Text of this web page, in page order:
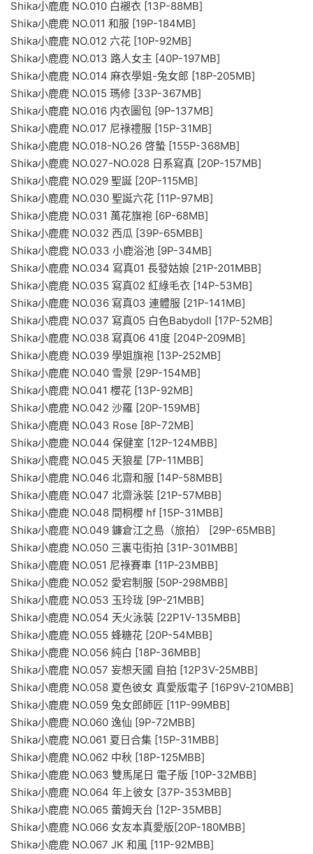
Shika小鹿鹿 NO.010 白襯衣 [13P-88MB]
Shika小鹿鹿 NO.011 和服 [19P-184MB]
Shika小鹿鹿 NO.012 六花 [10P-92MB]
Shika小鹿鹿 NO.013 路人女主 [40P-197MB]
Shika小鹿鹿 NO.014 麻衣學姐-兔女郎 [18P-205MB]
Shika小鹿鹿 NO.015 瑪修 [33P-367MB]
Shika小鹿鹿 NO.016 内衣圖包 [9P-137MB]
Shika小鹿鹿 NO.017 尼祿禮服 [15P-31MB]
Shika小鹿鹿 NO.018-NO.26 啓蟄 [155P-368MB]
Shika小鹿鹿 NO.027-NO.028 日系寫真 [20P-157MB]
Shika小鹿鹿 NO.029 聖誕 [20P-115MB]
Shika小鹿鹿 NO.030 聖誕六花 [11P-97MB]
Shika小鹿鹿 NO.031 萬花旗袍 [6P-68MB]
Shika小鹿鹿 NO.032 西瓜 [39P-65MBB]
Shika小鹿鹿 NO.033 小鹿浴池 [9P-34MB]
Shika小鹿鹿 NO.034 寫真01 長發姑娘 [21P-201MBB]
Shika小鹿鹿 NO.035 寫真02 紅綠毛衣 [14P-53MB]
Shika小鹿鹿 NO.036 寫真03 連體服 [21P-141MB]
Shika小鹿鹿 NO.037 寫真05 白色Babydoll [17P-52MB]
Shika小鹿鹿 NO.038 寫真06 41度 [204P-209MB]
Shika小鹿鹿 NO.039 學姐旗袍 [13P-252MB]
Shika小鹿鹿 NO.040 雪景 [29P-154MB]
Shika小鹿鹿 NO.041 櫻花 [13P-92MB]
Shika小鹿鹿 NO.042 沙羅 [20P-159MB]
Shika小鹿鹿 NO.043 Rose [8P-72MB]
Shika小鹿鹿 NO.044 保健室 [12P-124MBB]
Shika小鹿鹿 NO.045 天狼星 [7P-11MBB]
Shika小鹿鹿 NO.046 北齋和服 [14P-58MBB]
Shika小鹿鹿 NO.047 北齋泳裝 [21P-57MBB]
Shika小鹿鹿 NO.048 間桐櫻 hf [15P-31MBB]
Shika小鹿鹿 NO.049 鐮倉江之島（旅拍） [29P-65MBB]
Shika小鹿鹿 NO.050 三裏屯街拍 [31P-301MBB]
Shika小鹿鹿 NO.051 尼祿賽車 [11P-23MBB]
Shika小鹿鹿 NO.052 愛宕制服 [50P-298MBB]
Shika小鹿鹿 NO.053 玉玲珑 [9P-21MBB]
Shika小鹿鹿 NO.054 天火泳裝 [22P1V-135MBB]
Shika小鹿鹿 NO.055 蜂糖花 [20P-54MBB]
Shika小鹿鹿 NO.056 純白 [18P-36MBB]
Shika小鹿鹿 NO.057 妄想天國 自拍 [12P3V-25MBB]
Shika小鹿鹿 NO.058 夏色彼女 真愛版電子 [16P9V-210MBB]
Shika小鹿鹿 NO.059 兔女郎師匠 [11P-99MBB]
Shika小鹿鹿 NO.060 逸仙 [9P-72MBB]
Shika小鹿鹿 NO.061 夏日合集 [15P-31MBB]
Shika小鹿鹿 NO.062 中秋 [18P-125MBB]
Shika小鹿鹿 NO.063 雙馬尾日 電子版 [10P-32MBB]
Shika小鹿鹿 NO.064 年上彼女 [37P-353MBB]
Shika小鹿鹿 NO.065 蕾姆天台 [12P-35MBB]
Shika小鹿鹿 NO.066 女友本真愛版[20P-180MBB]
Shika小鹿鹿 NO.067 JK 和風 [11P-92MBB]